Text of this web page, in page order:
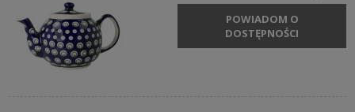
POWIADOM O
DOSTĘPNOŚCI